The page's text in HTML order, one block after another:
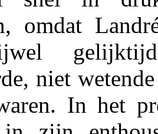
omdat
niet
In het